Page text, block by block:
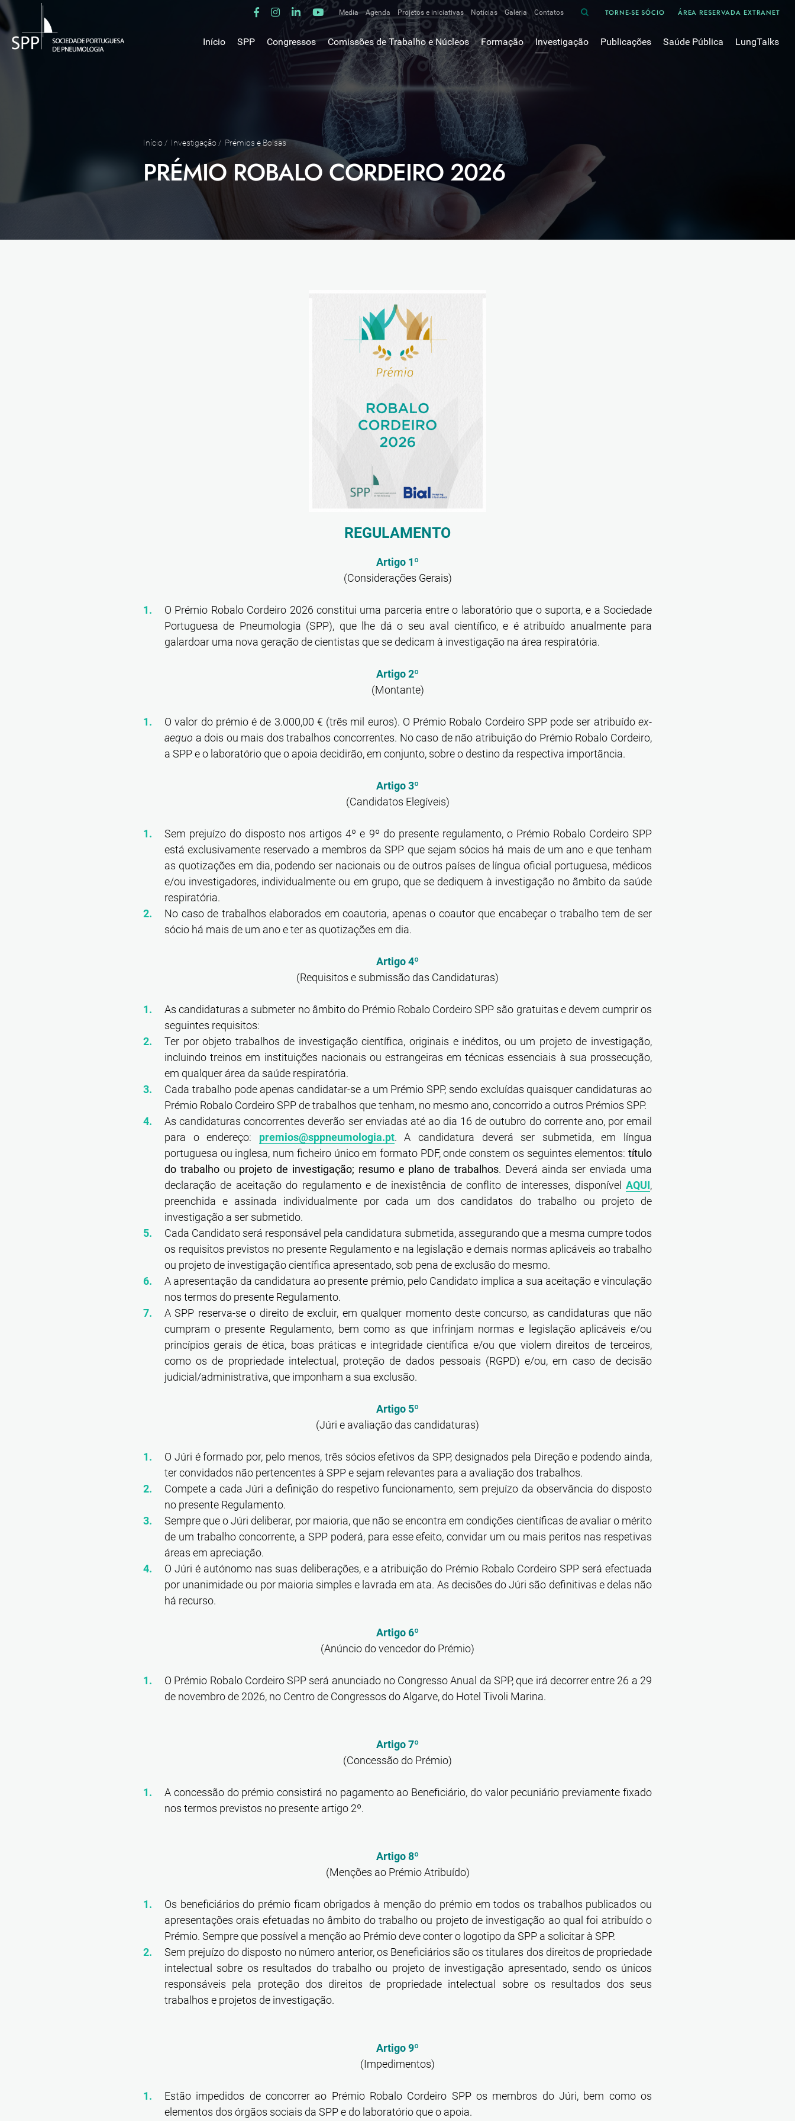
Media
Comunicados de imprensa
Clipping
Agenda Projetos e iniciativas Notícias Galeria Contatos TORNE-SE SÓCIO ÁREA RESERVADA EXTRANET
Início SPP
Mensagem do Presidente
Núcleo Museológico
Como tornar-se sócio
Congressos Comissões de Trabalho e Núcleos
Comissões de trabalho
Alergologia Respiratória
Bronquiectasias
Cirurgia Torácica
Doente Crítico Respiratório
Doenças do Interstício Pulmonar
Doenças Ocupacionais e do Ambiente
Fisiopatologia Respiratória e DPOC
Patologia Respiratória do Sono
Tuberculose
Ventilação Domiciliária
Núcleos e Grupo de Estudos
Núcleo Jovens Pneumologistas
Grupo de Estudos Défice de Alfa-1 Antitripsina
Núcleo de Estudo de Fibrose Quística
Formação
Escola da Ciência
E-learnings
Hot Topics em Pneumologia
Fórum das Comissões de Trabalho
Outros cursos
Investigação Publicações Saúde Pública
Cuidados Respiratórios Domiciliários
Dispositivos Inalatórios
DPOC
Pneumonia
Tuberculose
LungTalks
Início / Investigação / Prémios e Bolsas
PRÉMIO ROBALO CORDEIRO 2026
REGULAMENTO
Artigo 1º
(Considerações Gerais)
O Prémio Robalo Cordeiro 2026 constitui uma parceria entre o laboratório que o suporta, e a Sociedade
Portuguesa de Pneumologia (SPP), que lhe dá o seu aval científico, e é atribuído anualmente para
galardoar uma nova geração de cientistas que se dedicam à investigação na área respiratória.
Artigo 2º
(Montante)
O valor do prémio é de 3.000,00 € (três mil euros). O Prémio Robalo Cordeiro SPP pode ser atribuído ex-
aequo a dois ou mais dos trabalhos concorrentes. No caso de não atribuição do Prémio Robalo Cordeiro,
a SPP e o laboratório que o apoia decidirão, em conjunto, sobre o destino da respectiva importância.
Artigo 3º
(Candidatos Elegíveis)
Sem prejuízo do disposto nos artigos 4º e 9º do presente regulamento, o Prémio Robalo Cordeiro SPP
está exclusivamente reservado a membros da SPP que sejam sócios há mais de um ano e que tenham
as quotizações em dia, podendo ser nacionais ou de outros países de língua oficial portuguesa, médicos
e/ou investigadores, individualmente ou em grupo, que se dediquem à investigação no âmbito da saúde
respiratória.
No caso de trabalhos elaborados em coautoria, apenas o coautor que encabeçar o trabalho tem de ser
sócio há mais de um ano e ter as quotizações em dia.
Artigo 4º
(Requisitos e submissão das Candidaturas)
As candidaturas a submeter no âmbito do Prémio Robalo Cordeiro SPP são gratuitas e devem cumprir os
seguintes requisitos:
Ter por objeto trabalhos de investigação científica, originais e inéditos, ou um projeto de investigação,
incluindo treinos em instituições nacionais ou estrangeiras em técnicas essenciais à sua prossecução,
em qualquer área da saúde respiratória.
Cada trabalho pode apenas candidatar-se a um Prémio SPP, sendo excluídas quaisquer candidaturas ao
Prémio Robalo Cordeiro SPP de trabalhos que tenham, no mesmo ano, concorrido a outros Prémios SPP.
As candidaturas concorrentes deverão ser enviadas até ao dia 16 de outubro do corrente ano, por email
para o endereço: premios@sppneumologia.pt. A candidatura deverá ser submetida, em língua
portuguesa ou inglesa, num ficheiro único em formato PDF, onde constem os seguintes elementos: título
do trabalho ou projeto de investigação; resumo e plano de trabalhos. Deverá ainda ser enviada uma
declaração de aceitação do regulamento e de inexistência de conflito de interesses, disponível AQUI,
preenchida e assinada individualmente por cada um dos candidatos do trabalho ou projeto de
investigação a ser submetido.
Cada Candidato será responsável pela candidatura submetida, assegurando que a mesma cumpre todos
os requisitos previstos no presente Regulamento e na legislação e demais normas aplicáveis ao trabalho
ou projeto de investigação científica apresentado, sob pena de exclusão do mesmo.
A apresentação da candidatura ao presente prémio, pelo Candidato implica a sua aceitação e vinculação
nos termos do presente Regulamento.
A SPP reserva-se o direito de excluir, em qualquer momento deste concurso, as candidaturas que não
cumpram o presente Regulamento, bem como as que infrinjam normas e legislação aplicáveis e/ou
princípios gerais de ética, boas práticas e integridade científica e/ou que violem direitos de terceiros,
como os de propriedade intelectual, proteção de dados pessoais (RGPD) e/ou, em caso de decisão
judicial/administrativa, que imponham a sua exclusão.
Artigo 5º
(Júri e avaliação das candidaturas)
O Júri é formado por, pelo menos, três sócios efetivos da SPP, designados pela Direção e podendo ainda,
ter convidados não pertencentes à SPP e sejam relevantes para a avaliação dos trabalhos.
Compete a cada Júri a definição do respetivo funcionamento, sem prejuízo da observância do disposto
no presente Regulamento.
Sempre que o Júri deliberar, por maioria, que não se encontra em condições científicas de avaliar o mérito
de um trabalho concorrente, a SPP poderá, para esse efeito, convidar um ou mais peritos nas respetivas
áreas em apreciação.
O Júri é autónomo nas suas deliberações, e a atribuição do Prémio Robalo Cordeiro SPP será efectuada
por unanimidade ou por maioria simples e lavrada em ata. As decisões do Júri são definitivas e delas não
há recurso.
Artigo 6º
(Anúncio do vencedor do Prémio)
O Prémio Robalo Cordeiro SPP será anunciado no Congresso Anual da SPP, que irá decorrer entre 26 a 29
de novembro de 2026, no Centro de Congressos do Algarve, do Hotel Tivoli Marina.
Artigo 7º
(Concessão do Prémio)
A concessão do prémio consistirá no pagamento ao Beneficiário, do valor pecuniário previamente fixado
nos termos previstos no presente artigo 2º.
Artigo 8º
(Menções ao Prémio Atribuído)
Os beneficiários do prémio ficam obrigados à menção do prémio em todos os trabalhos publicados ou
apresentações orais efetuadas no âmbito do trabalho ou projeto de investigação ao qual foi atribuído o
Prémio. Sempre que possível a menção ao Prémio deve conter o logotipo da SPP a solicitar à SPP.
Sem prejuízo do disposto no número anterior, os Beneficiários são os titulares dos direitos de propriedade
intelectual sobre os resultados do trabalho ou projeto de investigação apresentado, sendo os únicos
responsáveis pela proteção dos direitos de propriedade intelectual sobre os resultados dos seus
trabalhos e projetos de investigação.
Artigo 9º
(Impedimentos)
Estão impedidos de concorrer ao Prémio Robalo Cordeiro SPP os membros do Júri, bem como os
elementos dos órgãos sociais da SPP e do laboratório que o apoia.